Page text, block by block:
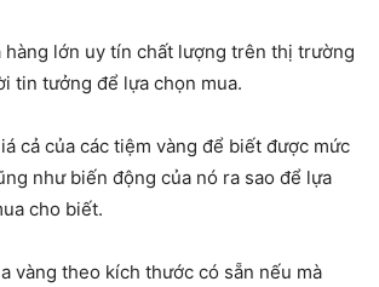
hàng lớn uy tín chất lượng trên thị trường
tin tưởng để lựa chọn mua.
cả của các tiệm vàng để biết được mức
như biến động của nó ra sao để lựa
cho biết.
vàng theo kích thước có sẵn nếu mà